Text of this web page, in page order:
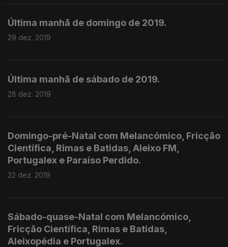
Última manhã de domingo de 2019.
29 dez. 2019
Última manhã de sábado de 2019.
28 dez. 2019
Domingo-pré-Natal com Melancómico, Fricção
Científica, Rimas e Batidas, Aleixo FM,
Portugalex e Paraíso Perdido.
22 dez. 2019
Sábado-quase-Natal com Melancómico,
Fricção Científica, Rimas e Batidas,
Aleixopédia e Portugalex.